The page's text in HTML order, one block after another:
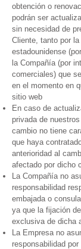
obtención o
podrán ser
sin necesidad de
Cliente, tanto por
estadounidense
la Compañía (por
comerciales) que
en el momento en
sitio web
En caso de
privada de
cambio no tiene
que haya
anterioridad al
afectado por dicho
La Compañía no
responsabilidad
embajada o
ya que la fijación
exclusiva de dicha
La Empresa no
responsabilidad